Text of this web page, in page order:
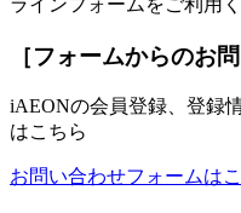
［フォームからのお
iAEONの会員登録、登録
はこちら
お問い合わせフォームは